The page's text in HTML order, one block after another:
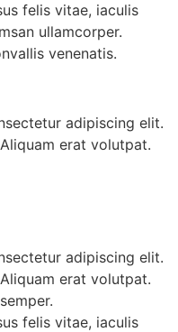
felis vitae, iaculis
ullamcorper.
venenatis.
adipiscing elit.
erat volutpat.
adipiscing elit.
erat volutpat.
felis vitae, iaculis